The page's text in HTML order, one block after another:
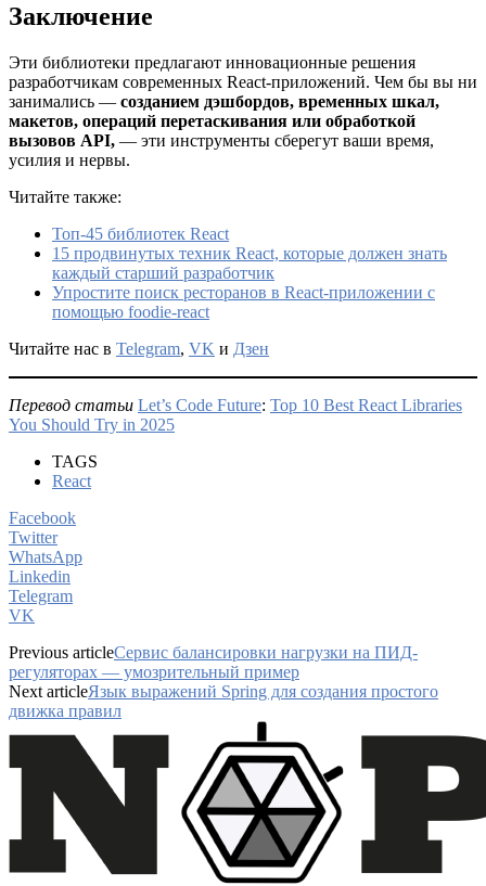
Заключение
Эти библиотеки предлагают инновационные решения
разработчикам современных React-приложений. Чем бы вы ни
занимались — созданием дэшбордов, временных шкал,
макетов, операций перетаскивания или обработкой
вызовов API, — эти инструменты сберегут ваши время,
усилия и нервы.
Читайте также:
Топ-45 библиотек React
15 продвинутых техник React, которые должен знать
каждый старший разработчик
Упростите поиск ресторанов в React-приложении с
помощью foodie-react
Читайте нас в Telegram, VK и Дзен
Перевод статьи Let’s Code Future: Top 10 Best React Libraries
You Should Try in 2025
TAGS
React
Facebook
Twitter
WhatsApp
Linkedin
Telegram
VK
Previous articleСервис балансировки нагрузки на ПИД-
регуляторах — умозрительный пример
Next articleЯзык выражений Spring для создания простого
движка правил